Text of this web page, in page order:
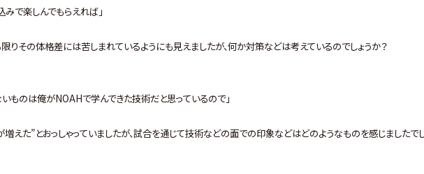
で楽しんでもらえれば」
その体格差には苦しまれているようにも見えましたが、何か対策などは考えているのでしょうか？
いものは俺がNOAHで学んできた技術だと思っているので」
た”とおっしゃっていましたが、試合を通じて技術などの面での印象などはどのようなものを感じましたで